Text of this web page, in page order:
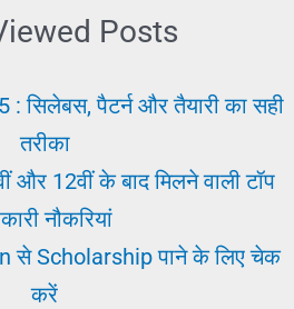
Posts
सिलेबस, पैटर्न और तैयारी का सही
तरीका
12वीं के बाद मिलने वाली टॉप
नौकरियां
से Scholarship पाने के लिए चेक
करें